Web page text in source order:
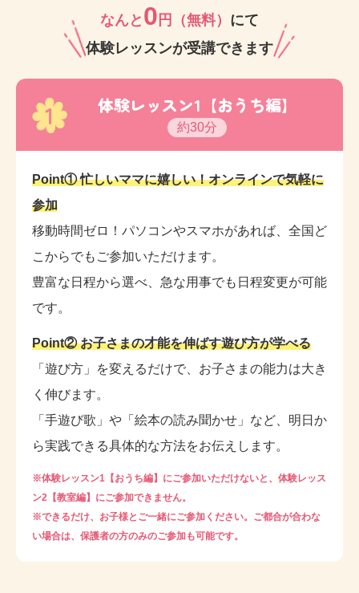
笑顔が素敵な講師、元気いっぱいの講師、子育て知識
ております。
なんと 0 円（無料） にて
体験レッスンが受講できます
1 体験レッスン1【おうち編】
約30分
Point① 忙しいママに嬉しい！オンラインで気軽に
参加
移動時間ゼロ！パソコンやスマホがあれば、全国ど
こからでもご参加いただけます。
豊富な日程から選べ、急な用事でも日程変更が可能
です。
Point② お子さまの才能を伸ばす遊び方が学べる
「遊び方」を変えるだけで、お子さまの能力は大き
く伸びます。
「手遊び歌」や「絵本の読み聞かせ」など、明日か
ら実践できる具体的な方法をお伝えします。
※体験レッスン1【おうち編】にご参加いただけないと、体験レッス
ン2【教室編】にご参加できません。
※できるだけ、お子様とご一緒にご参加ください。ご都合が合わな
い場合は、保護者の方のみのご参加も可能です。